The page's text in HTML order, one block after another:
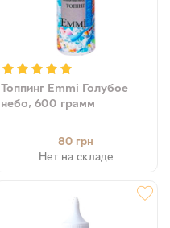
Топпинг Emmi Голубое
небо, 600 грамм
80 грн
Нет на складе